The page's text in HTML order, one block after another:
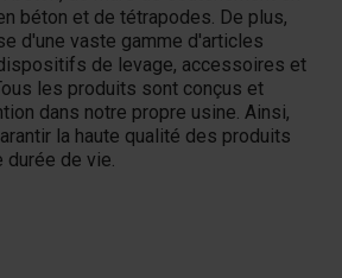
béton et de tétrapodes. De plus,
d'une vaste gamme d'articles
de levage, accessoires et
les produits sont conçus et
dans notre propre usine. Ainsi,
la haute qualité des produits
de vie.